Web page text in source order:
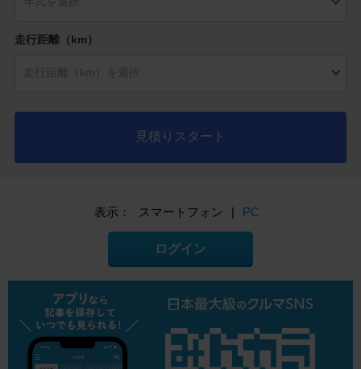
走行距離（km）
見積りスタート
表示： スマートフォン | PC
ログイン